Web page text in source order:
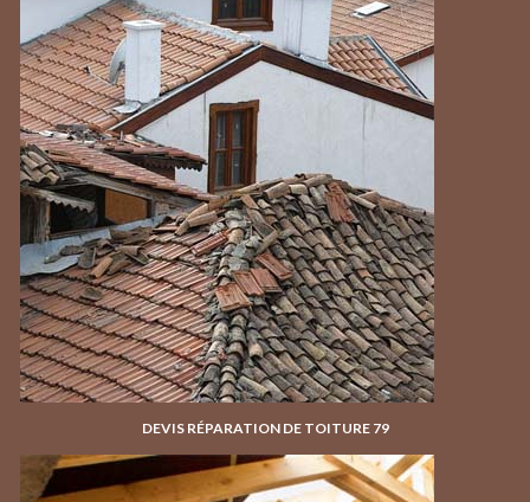
DEVIS RÉPARATION DE TOITURE 79